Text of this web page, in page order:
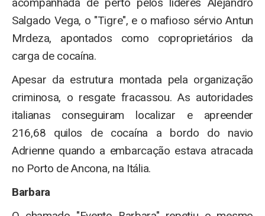
Salgado Vega, o "Tigre", e o mafioso sérvio Antun
Mrdeza, apontados como coproprietários da
carga de cocaína.
Apesar da estrutura montada pela organização
criminosa, o resgate fracassou. As autoridades
italianas conseguiram localizar e apreender
216,68 quilos de cocaína a bordo do navio
Adrienne quando a embarcação estava atracada
no Porto de Ancona, na Itália.
Barbara